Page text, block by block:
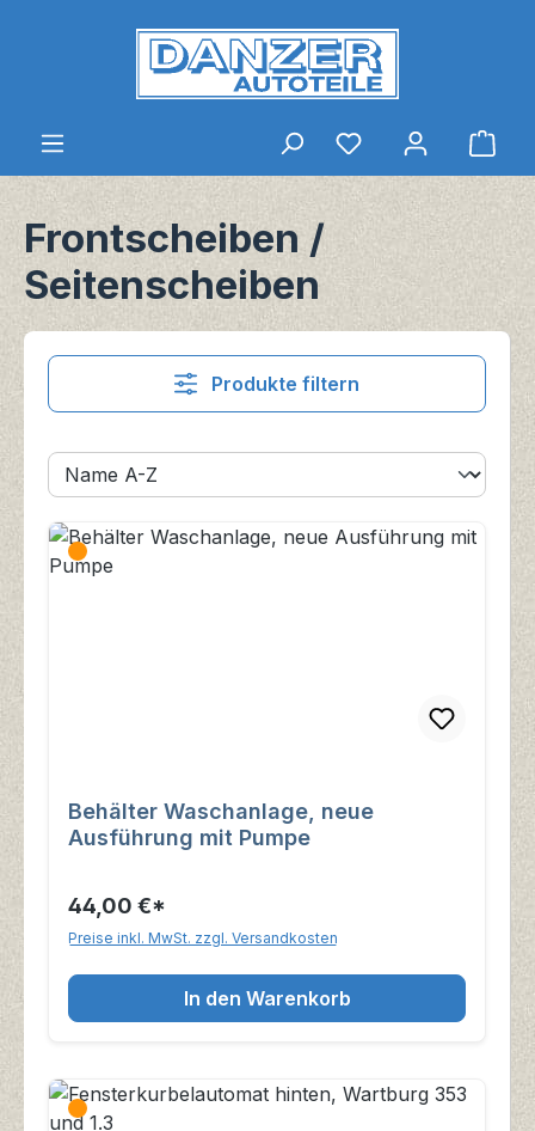
Zum Hauptinhalt springen
Du hast 0
Frontscheiben /
Seitenscheiben
Produkte filtern
Behälter Waschanlage, neue
Ausführung mit Pumpe
44,00 €*
Preise inkl. MwSt. zzgl. Versandkosten
In den Warenkorb